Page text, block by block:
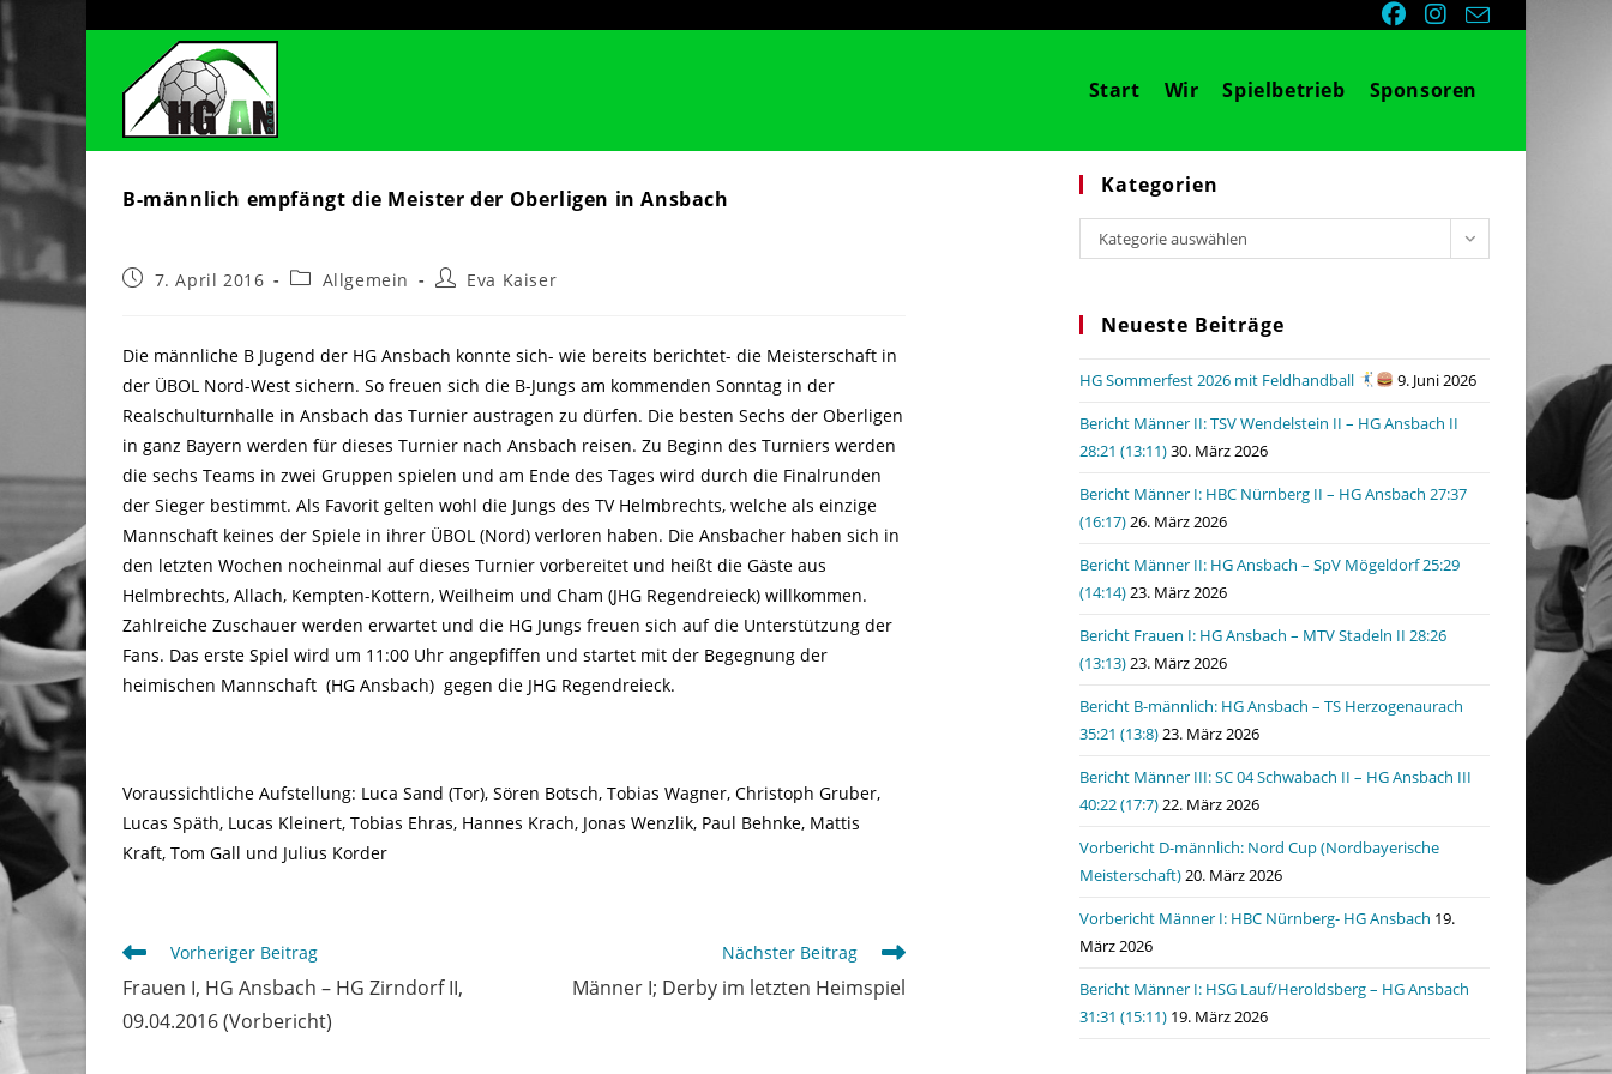
springen
Start Wir Spielbetrieb Sponsoren
B-männlich empfängt die Meister der Oberligen in Ansbach
Beitrag7. April 2016
Beitrags-
Allgemein
Beitrags-
Eva Kaiser
Die männliche B Jugend der HG Ansbach konnte sich- wie bereits berichtet- die Meisterschaft in
der ÜBOL Nord-West sichern. So freuen sich die B-Jungs am kommenden Sonntag in der
Realschulturnhalle in Ansbach das Turnier austragen zu dürfen. Die besten Sechs der Oberligen
in ganz Bayern werden für dieses Turnier nach Ansbach reisen. Zu Beginn des Turniers werden
die sechs Teams in zwei Gruppen spielen und am Ende des Tages wird durch die Finalrunden
der Sieger bestimmt. Als Favorit gelten wohl die Jungs des TV Helmbrechts, welche als einzige
Mannschaft keines der Spiele in ihrer ÜBOL (Nord) verloren haben. Die Ansbacher haben sich in
den letzten Wochen nocheinmal auf dieses Turnier vorbereitet und heißt die Gäste aus
Helmbrechts, Allach, Kempten-Kottern, Weilheim und Cham (JHG Regendreieck) willkommen.
Zahlreiche Zuschauer werden erwartet und die HG Jungs freuen sich auf die Unterstützung der
Fans. Das erste Spiel wird um 11:00 Uhr angepfiffen und startet mit der Begegnung der
heimischen Mannschaft (HG Ansbach) gegen die JHG Regendreieck.
Voraussichtliche Aufstellung: Luca Sand (Tor), Sören Botsch, Tobias Wagner, Christoph Gruber,
Lucas Späth, Lucas Kleinert, Tobias Ehras, Hannes Krach, Jonas Wenzlik, Paul Behnke, Mattis
Kraft, Tom Gall und Julius Korder
Weitere
Artikel
ansehen
Vorheriger Beitrag
Frauen I, HG Ansbach – HG Zirndorf II,
09.04.2016 (Vorbericht)
Nächster Beitrag
Männer I; Derby im letzten Heimspiel
Kategorien
Kategorien
Kategorie auswählen
Neueste Beiträge
HG Sommerfest 2026 mit Feldhandball
9. Juni 2026
Bericht Männer II: TSV Wendelstein II – HG Ansbach II
28:21 (13:11)30. März 2026
Bericht Männer I: HBC Nürnberg II – HG Ansbach 27:37
(16:17)26. März 2026
Bericht Männer II: HG Ansbach – SpV Mögeldorf 25:29
(14:14)23. März 2026
Bericht Frauen I: HG Ansbach – MTV Stadeln II 28:26
(13:13)23. März 2026
Bericht B-männlich: HG Ansbach – TS Herzogenaurach
35:21 (13:8)23. März 2026
Bericht Männer III: SC 04 Schwabach II – HG Ansbach III
40:22 (17:7)22. März 2026
Vorbericht D-männlich: Nord Cup (Nordbayerische
Meisterschaft)20. März 2026
Vorbericht Männer I: HBC Nürnberg- HG Ansbach 19.
März 2026
Bericht Männer I: HSG Lauf/Heroldsberg – HG Ansbach
31:31 (15:11) 19. März 2026